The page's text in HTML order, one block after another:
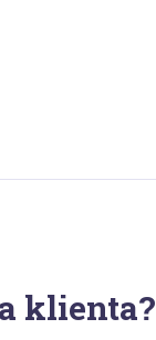
klienta?